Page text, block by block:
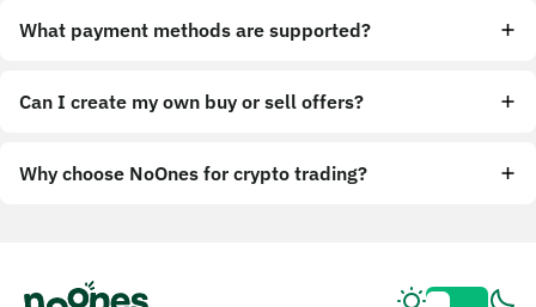
What payment methods are supported?
Can I create my own buy or sell offers?
Why choose NoOnes for crypto trading?